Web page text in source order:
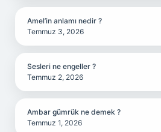
Amel’in anlamı nedir ?
Temmuz 3, 2026
Sesleri ne engeller ?
Temmuz 2, 2026
Ambar gümrük ne demek ?
Temmuz 1, 2026